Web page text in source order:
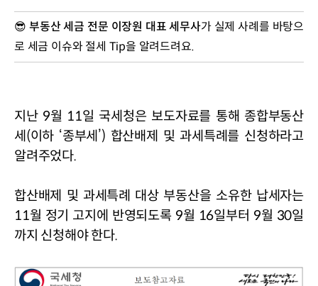
😎 부동산 세금 전문 이장원 대표 세무사가 실제 사례를 바탕으
로 세금 이슈와 절세 Tip을 알려드려요.
지난 9월 11일 국세청은 보도자료를 통해 종합부동산
세 (이하 ‘종부세 ’) 합산배제 및 과세특례를 신청하라고
알려주었다.
11월 정기 고지에 반영되도록 9월 16일부터 9월 30일
까지 신청해야 한다.